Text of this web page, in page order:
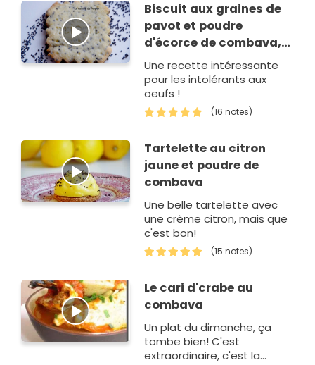
Biscuit aux graines de
pavot et poudre
d'écorce de combava,
sans œufs
Une recette intéressante
pour les intolérants aux
oeufs !
(16 notes)
Tartelette au citron
jaune et poudre de
combava
Une belle tartelette avec
une crème citron, mais que
c'est bon!
(15 notes)
Le cari d'crabe au
combava
Un plat du dimanche, ça
tombe bien! C'est
extraordinaire, c'est la